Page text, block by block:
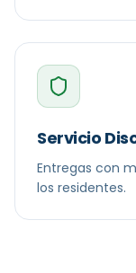
Servicio
Entregas con
los residentes.